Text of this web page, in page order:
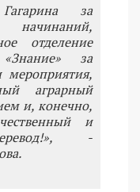
за
начинаний,
отделение
за
мероприятия,
аграрный
и, конечно,
и
-